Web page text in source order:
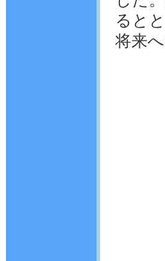
ると
将来